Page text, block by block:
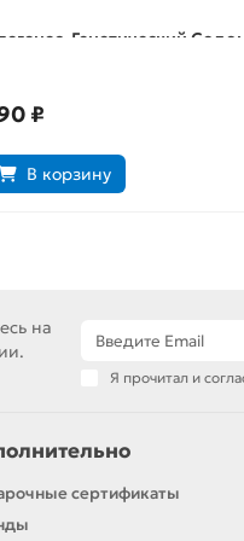
Генетический
₽
В корзину
на
Я прочитал и
сертификаты